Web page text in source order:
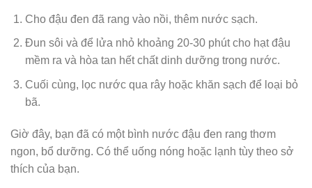
Cho đậu đen đã rang vào nồi, thêm nước sạch.
Đun sôi và để lửa nhỏ khoảng 20-30 phút cho hạt đậu
mềm ra và hòa tan hết chất dinh dưỡng trong nước.
Cuối cùng, lọc nước qua rây hoặc khăn sạch để loại bỏ
bã.
Giờ đây, bạn đã có một bình nước đậu đen rang thơm
ngon, bổ dưỡng. Có thể uống nóng hoặc lạnh tùy theo sở
thích của bạn.